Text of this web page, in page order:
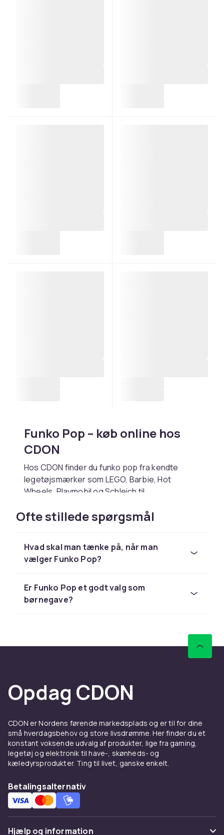
Funko Pop – køb online hos
CDON
Hos CDON finder du funko pop fra kendte
legetøjsmærker som LEGO, Barbie, Hot
Wheels, Playmobil og Schleich til
leder efter en fødselsdagsgave, julegave eller
bare vil glæde et barn, finder du det rigtige hos
Vælg funko pop baseret på barnets alder og
interesser. Kontrollér altid aldersangivelsen på
hurtig levering og nem returnering.
Udforsk hele legetøjssortimentet hos CDON.
konkurrencedygtige priser. Vi tilbyder hurtig
Barbie, Hot Wheels og Schleich til
konkurrencedygtige priser. Vi tilbyder hurtig
Hos CDON finder du funko pop fra LEGO,
Barbie, Hot Wheels og Schleich til
konkurrencedygtige priser. Vi tilbyder hurtig
levering og nem returnering.
Barbie, Hot Wheels og Schleich til
konkurrencedygtige priser. Vi tilbyder hurtig
levering og nem returnering.
Hos CDON finder du funko pop fra LEGO,
Ofte stillede spørgsmål
Hvad skal man tænke på, når man
vælger Funko Pop?
Er Funko Pop et godt valg som
børnegave?
Opdag CDON
CDON er Nordens førende markedsplads og er til for dine
små hverdagsbehov og store livsdrømme. Her finder du et
konstant voksende udvalg af produkter, lige fra gaming,
legetøj og elektronik til have-, skønheds- og
kæledyrsprodukter. Ting til livet, ganske enkelt.
Betalingsalternativ
Hjælp og information